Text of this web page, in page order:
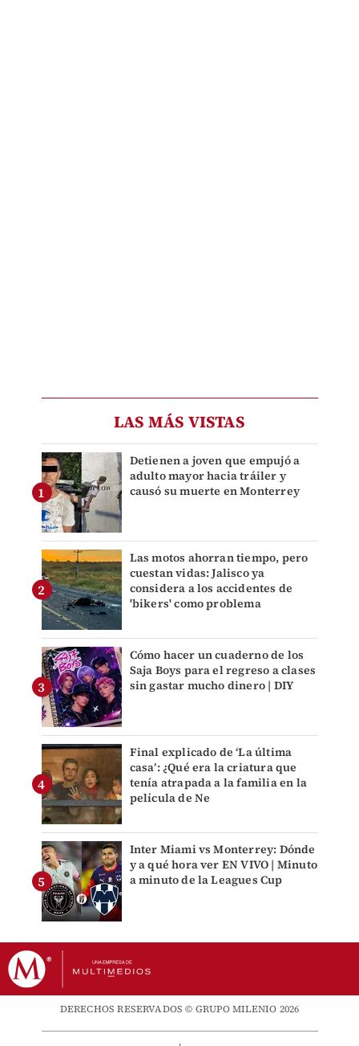
LAS MÁS VISTAS
Detienen a joven que empujó a
adulto mayor hacia tráiler y
causó su muerte en Monterrey
Las motos ahorran tiempo, pero
cuestan vidas: Jalisco ya
considera a los accidentes de
'bikers' como problema
Cómo hacer un cuaderno de los
Saja Boys para el regreso a clases
sin gastar mucho dinero | DIY
Final explicado de ‘La última
casa’: ¿Qué era la criatura que
tenía atrapada a la familia en la
película de Ne
Inter Miami vs Monterrey: Dónde
y a qué hora ver EN VIVO | Minuto
a minuto de la Leagues Cup
DERECHOS RESERVADOS © GRUPO MILENIO 2026